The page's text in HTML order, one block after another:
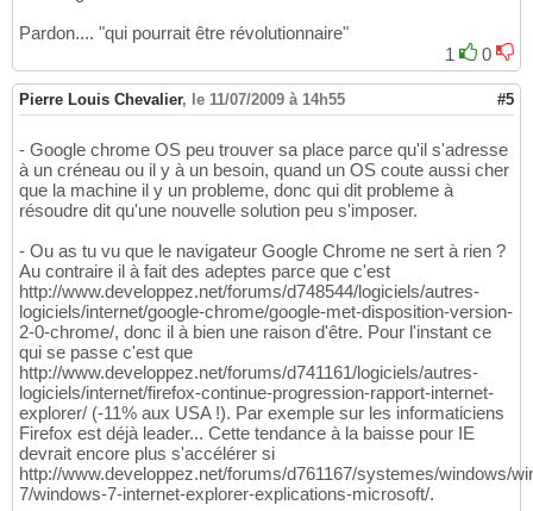
Pardon.... "qui pourrait être révolutionnaire"
1
0
Pierre Louis Chevalier, le 11/07/2009 à 14h55 #5
- Google chrome OS peu trouver sa place parce qu'il s'adresse
à un créneau ou il y à un besoin, quand un OS coute aussi cher
que la machine il y un probleme, donc qui dit probleme à
résoudre dit qu'une nouvelle solution peu s'imposer.
- Ou as tu vu que le navigateur Google Chrome ne sert à rien ?
Au contraire il à fait des adeptes parce que c'est
http://www.developpez.net/forums/d748544/logiciels/autres-
logiciels/internet/google-chrome/google-met-disposition-version-
2-0-chrome/, donc il à bien une raison d'être. Pour l'instant ce
qui se passe c'est que
http://www.developpez.net/forums/d741161/logiciels/autres-
logiciels/internet/firefox-continue-progression-rapport-internet-
explorer/ (-11% aux USA !). Par exemple sur les informaticiens
Firefox est déjà leader... Cette tendance à la baisse pour IE
devrait encore plus s'accélérer si
http://www.developpez.net/forums/d761167/systemes/windows/
7/windows-7-internet-explorer-explications-microsoft/.